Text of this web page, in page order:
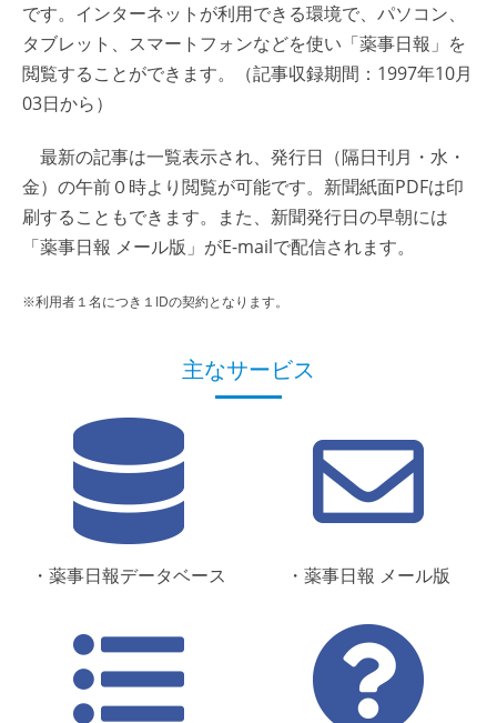
です。インターネットが利用できる環境で、パソコン、
タブレット、スマートフォンなどを使い「薬事日報」を
閲覧することができます。（記事収録期間：1997年10月
03日から）
最新の記事は一覧表示され、発行日（隔日刊月・水・
金）の午前０時より閲覧が可能です。新聞紙面PDFは印
刷することもできます。また、新聞発行日の早朝には
「薬事日報 メール版」がE-mailで配信されます。
※利用者１名につき１IDの契約となります。
主なサービス
・薬事日報データベース ・薬事日報 メール版